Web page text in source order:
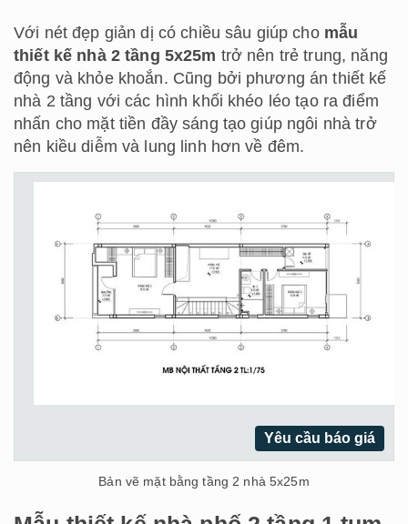
Với nét đẹp giản dị có chiều sâu giúp cho mẫu
thiết kế nhà 2 tầng 5x25m trở nên trẻ trung, năng
động và khỏe khoắn. Cũng bởi phương án thiết kế
nhà 2 tầng với các hình khối khéo léo tạo ra điểm
nhấn cho mặt tiền đầy sáng tạo giúp ngôi nhà trở
nên kiều diễm và lung linh hơn về đêm.
Yêu cầu báo giá
Bản vẽ mặt bằng tầng 2 nhà 5x25m